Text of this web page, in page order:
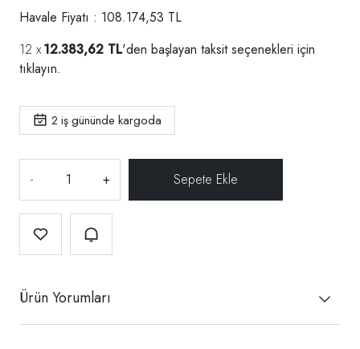
Havale Fiyatı : 108.174,53 TL
12.383,62 TL'den başlayan taksit seçenekleri için
tıklayın.
2 iş gününde kargoda
- +
Ürün Yorumları